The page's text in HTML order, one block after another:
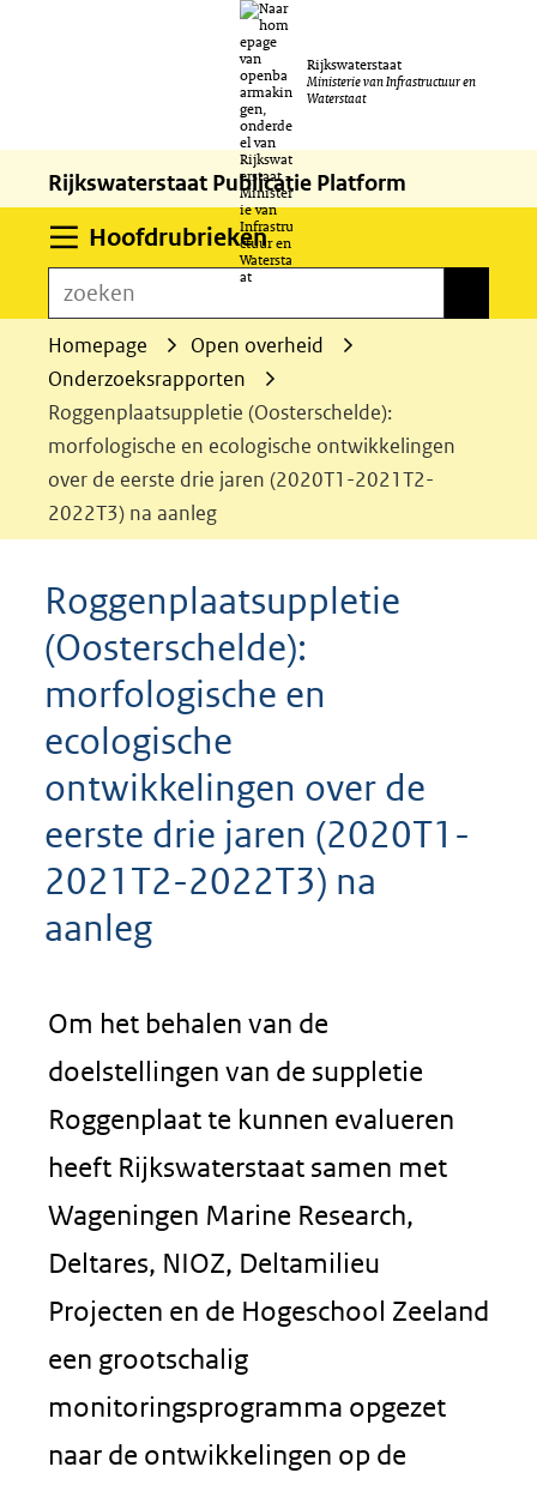
naar
de
inhoud
Rijkswaterstaat
Ministerie van Infrastructuur en
Waterstaat
Rijkswaterstaat Publicatie Platform
HoofdrubriekenUitklappen
zoeken
Homepage
Open overheid
Onderzoeksrapporten
Roggenplaatsuppletie (Oosterschelde):
morfologische en ecologische ontwikkelingen
over de eerste drie jaren (2020T1-2021T2-
2022T3) na aanleg
Roggenplaatsuppletie
(Oosterschelde):
morfologische en
ecologische
ontwikkelingen over de
eerste drie jaren (2020T1-
2021T2-2022T3) na
aanleg
Om het behalen van de
doelstellingen van de suppletie
Roggenplaat te kunnen evalueren
heeft Rijkswaterstaat samen met
Wageningen Marine Research,
Deltares, NIOZ, Deltamilieu
Projecten en de Hogeschool Zeeland
een grootschalig
monitoringsprogramma opgezet
naar de ontwikkelingen op de